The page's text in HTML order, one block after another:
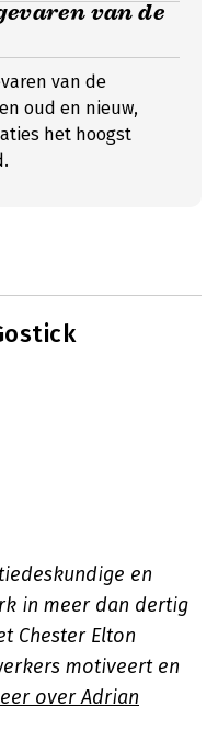
van de
van de
oud en nieuw,
het hoogst
en
in meer dan dertig
Chester Elton
motiveert en
over Adrian